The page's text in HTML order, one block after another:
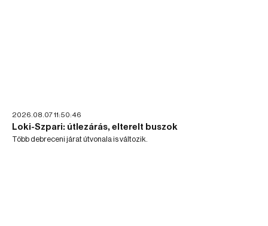
2026.08.07 11:50:46
Loki-Szpari: útlezárás, elterelt buszok
Több debreceni járat útvonala is változik.